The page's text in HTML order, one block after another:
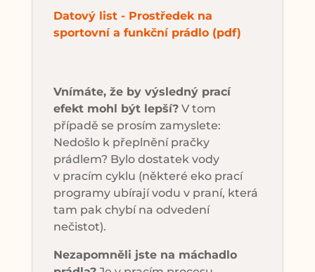
Datový list - Prostředek na
sportovní a funkční prádlo (pdf)
Vnímáte, že by výsledný prací
efekt mohl být lepší?V tom
případě se prosím zamyslete:
Nedošlo k přeplnění pračky
prádlem? Bylo dostatek vody
v pracím cyklu (některé eko prací
programy ubírají vodu v praní, která
tam pak chybí na odvedení
nečistot).
Nezapomněli jste na máchadlo